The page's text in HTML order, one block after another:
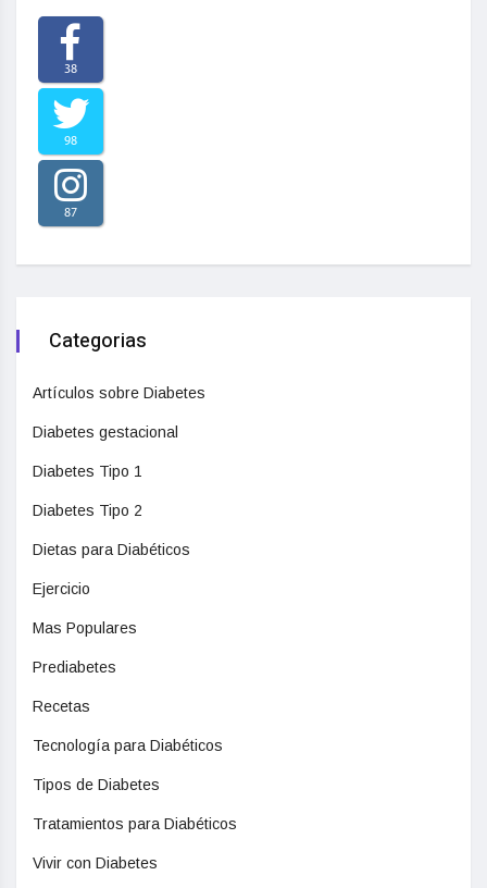
38
98
87
Categorias
Artículos sobre Diabetes
Diabetes gestacional
Diabetes Tipo 1
Diabetes Tipo 2
Dietas para Diabéticos
Ejercicio
Mas Populares
Prediabetes
Recetas
Tecnología para Diabéticos
Tipos de Diabetes
Tratamientos para Diabéticos
Vivir con Diabetes